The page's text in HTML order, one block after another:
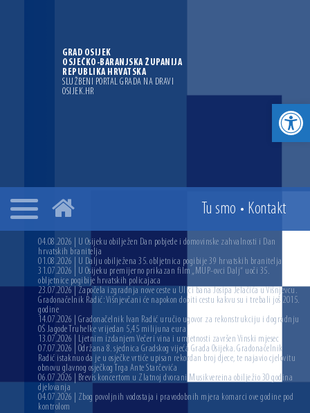
GRAD OSIJEK
OSJEČKO-BARANJSKA ŽUPANIJA
REPUBLIKA HRVATSKA
SLUŽBENI PORTAL GRADA NA DRAVI
OSIJEK.HR
Tu smo • Kontakt
04.08.2026 | U Osijeku obilježen Dan pobjede i domovinske zahvalnosti i Dan
hrvatskih branitelja
01.08.2026 | U Dalju obilježena 35. obljetnica pogibije 39 hrvatskih branitelja
31.07.2026 | U Osijeku premijerno prikazan film „MUP-ovci Dalj“ uoči 35.
obljetnice pogibije hrvatskih policajaca
23.07.2026 | Započela izgradnja nove ceste u Ulici bana Josipa Jelačića u Višnjevcu.
Gradonačelnik Radić: Višnjevčani će napokon dobiti cestu kakvu su i trebali još 2015.
godine
14.07.2026 | Gradonačelnik Ivan Radić uručio ugovor za rekonstrukciju i dogradnju
OŠ Jagode Truhelke vrijedan 5,45 milijuna eura
13.07.2026 | Ljetnim izdanjem Večeri vina i umjetnosti završen Vinski mjesec
07.07.2026 | Održana 8. sjednica Gradskog vijeća Grada Osijeka. Gradonačelnik
Radić istaknuo da je u osječke vrtiće upisan rekordan broj djece, te najavio cjelovitu
obnovu glavnog osječkog Trga Ante Starčevića
06.07.2026 | Brevis koncertom u Zlatnoj dvorani Musikvereina obilježio 30 godina
djelovanja
04.07.2026 | Zbog povoljnih vodostaja i pravodobnih mjera komarci ove godine pod
kontrolom